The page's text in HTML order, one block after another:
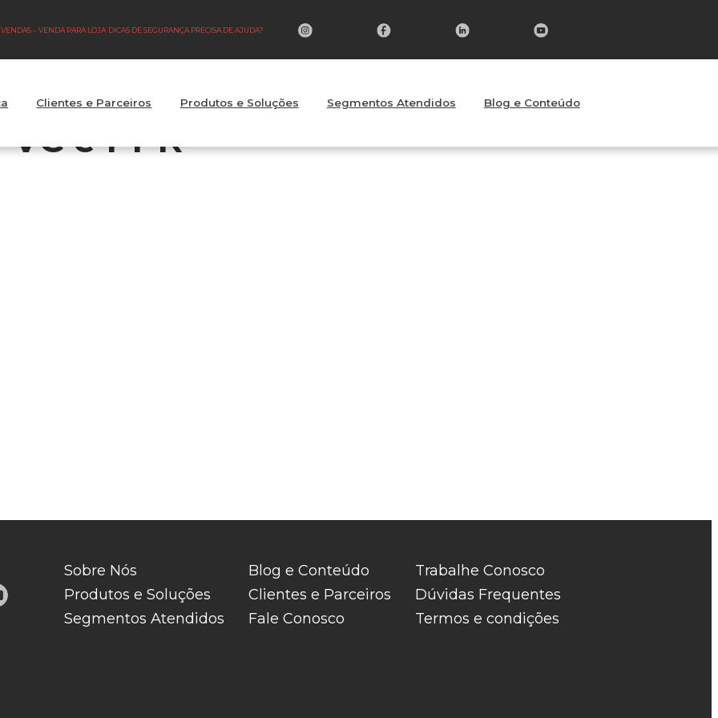
– VENDA PARA LOJA DICAS DE SEGURANÇA PRECISA DE AJUDA?
Clientes e Parceiros Produtos e Soluções Segmentos Atendidos Blog e Conteúdo
e PPR
Sobre Nós
Produtos e Soluções
Segmentos Atendidos
Blog e Conteúdo
Clientes e Parceiros
Fale Conosco
Trabalhe Conosco
Dúvidas Frequentes
Termos e condições